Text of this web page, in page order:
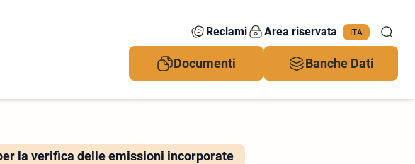
Reclami Area riservata ITA
Documenti Banche Dati
la verifica delle emissioni incorporate